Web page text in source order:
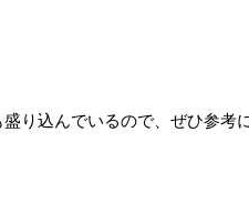
り込んでいるので、ぜひ参考